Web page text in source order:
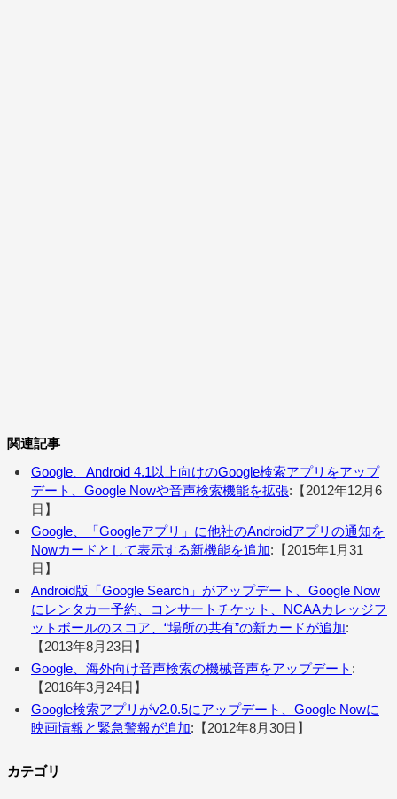
関連記事
Google、Android 4.1以上向けのGoogle検索アプリをアップ
デート、Google Nowや音声検索機能を拡張:【2012年12月6
日】
Google、「Googleアプリ」に他社のAndroidアプリの通知を
Nowカードとして表示する新機能を追加:【2015年1月31
日】
Android版「Google Search」がアップデート、Google Now
にレンタカー予約、コンサートチケット、NCAAカレッジフ
ットボールのスコア、“場所の共有”の新カードが追加:
【2013年8月23日】
Google、海外向け音声検索の機械音声をアップデート :
【2016年3月24日】
Google検索アプリがv2.0.5にアップデート、Google Nowに
映画情報と緊急警報が追加:【2012年8月30日】
カテゴリ